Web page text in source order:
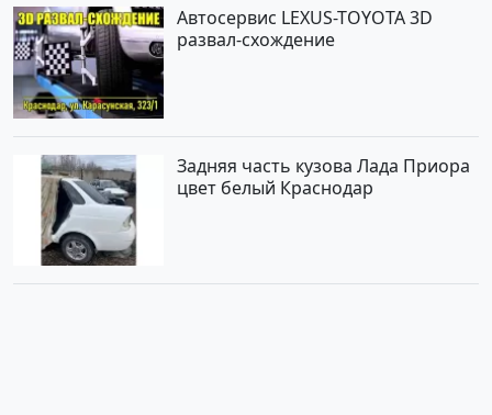
Автосервис LEXUS-TOYOTA 3D
развал-схождение
Задняя часть кузова Лада Приора
цвет белый Краснодар